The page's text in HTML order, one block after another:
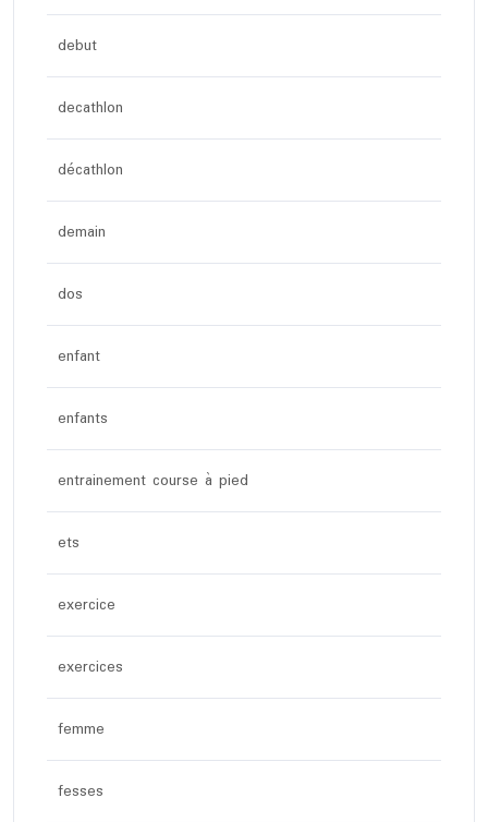
debut
decathlon
décathlon
demain
dos
enfant
enfants
entrainement course à pied
ets
exercice
exercices
femme
fesses